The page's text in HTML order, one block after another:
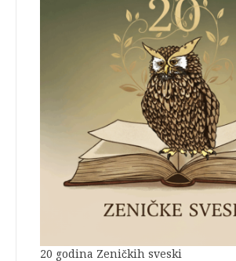
20 godina Zeničkih sveski